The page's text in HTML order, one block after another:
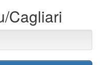
Cagliari